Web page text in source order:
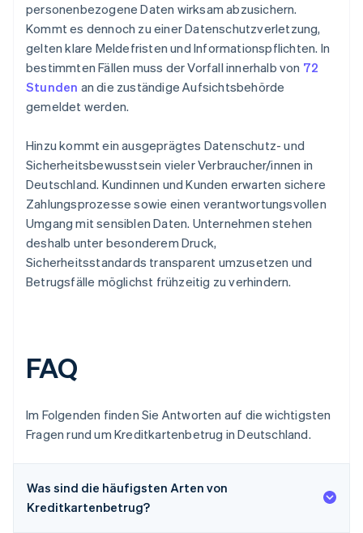
personenbezogene Daten wirksam abzusichern.
Kommt es dennoch zu einer Datenschutzverletzung,
gelten klare Meldefristen und Informationspflichten. In
bestimmten Fällen muss der Vorfall innerhalb von 72
Stunden an die zuständige Aufsichtsbehörde
gemeldet werden.
Hinzu kommt ein ausgeprägtes Datenschutz- und
Sicherheitsbewusstsein vieler Verbraucher/innen in
Deutschland. Kundinnen und Kunden erwarten sichere
Zahlungsprozesse sowie einen verantwortungsvollen
Umgang mit sensiblen Daten. Unternehmen stehen
deshalb unter besonderem Druck,
Sicherheitsstandards transparent umzusetzen und
Betrugsfälle möglichst frühzeitig zu verhindern.
FAQ
Im Folgenden finden Sie Antworten auf die wichtigsten
Fragen rund um Kreditkartenbetrug in Deutschland.
Was sind die häufigsten Arten von
Kreditkartenbetrug?